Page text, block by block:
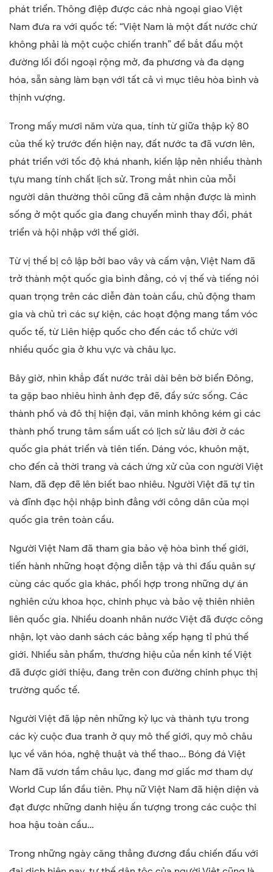
phát triển. Thông điệp được các nhà ngoại giao Việt
Nam đưa ra với quốc tế: “Việt Nam là một đất nước chứ
không phải là một cuộc chiến tranh” để bắt đầu một
đường lối đối ngoại rộng mở, đa phương và đa dạng
hóa, sẵn sàng làm bạn với tất cả vì mục tiêu hòa bình và
thịnh vượng.
Trong mấy mươi năm vừa qua, tính từ giữa thập kỷ 80
của thế kỷ trước đến hiện nay, đất nước ta đã vươn lên,
phát triển với tốc độ khá nhanh, kiến lập nên nhiều thành
tựu mang tính chất lịch sử. Trong mắt nhìn của mỗi
người dân thường thôi cũng đã cảm nhận được là mình
sống ở một quốc gia đang chuyển mình thay đổi, phát
triển và hội nhập với thế giới.
Từ vị thế bị cô lập bởi bao vây và cấm vận, Việt Nam đã
trở thành một quốc gia bình đẳng, có vị thế và tiếng nói
quan trọng trên các diễn đàn toàn cầu, chủ động tham
gia và chủ trì các sự kiện, các hoạt động mang tầm vóc
quốc tế, từ Liên hiệp quốc cho đến các tổ chức với
nhiều quốc gia ở khu vực và châu lục.
Bây giờ, nhìn khắp đất nước trải dài bên bờ biển Đông,
ta gặp bao nhiêu hình ảnh đẹp đẽ, đầy sức sống. Các
thành phố và đô thị hiện đại, văn minh không kém gì các
thành phố trung tâm sầm uất có lịch sử lâu đời ở các
quốc gia phát triển và tiên tiến. Dáng vóc, khuôn mặt,
cho đến cả thời trang và cách ứng xử của con người Việt
Nam, đã đẹp đẽ lên biết bao nhiêu. Người Việt đã tự tin
và đĩnh đạc hội nhập bình đẳng với công dân của mọi
quốc gia trên toàn cầu.
Người Việt Nam đã tham gia bảo vệ hòa bình thế giới,
tiến hành những hoạt động diễn tập và thi đấu quân sự
cùng các quốc gia khác, phối hợp trong những dự án
nghiên cứu khoa học, chinh phục và bảo vệ thiên nhiên
liên quốc gia. Nhiều doanh nhân nước Việt đã được công
nhận, lọt vào danh sách các bảng xếp hạng tỉ phú thế
giới. Nhiều sản phẩm, thương hiệu của nền kinh tế Việt
đã được giới thiệu, đang trên con đường chinh phục thị
trường quốc tế.
Người Việt đã lập nên những kỷ lục và thành tựu trong
các kỳ cuộc đua tranh ở quy mô thế giới, quy mô châu
lục về văn hóa, nghệ thuật và thể thao… Bóng đá Việt
Nam đã vươn tầm châu lục, đang mơ giấc mơ tham dự
World Cup lần đầu tiên. Phụ nữ Việt Nam đã hiện diện và
đạt được những danh hiệu ấn tượng trong các cuộc thi
hoa hậu toàn cầu…
Trong những ngày căng thẳng đương đầu chiến đấu với